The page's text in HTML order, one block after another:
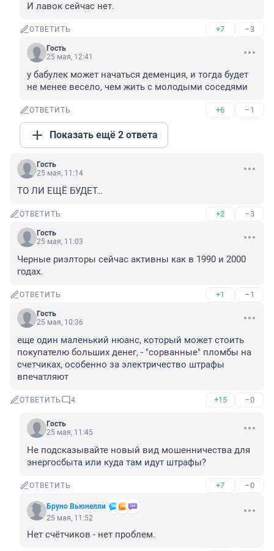
И лавок сейчас нет.
ОТВЕТИТЬ +7 –3
Гость
25 мая, 12:41
у бабулек может начаться деменция, и тогда будет
не менее весело, чем жить с молодыми соседями
ОТВЕТИТЬ +6 –1
Показать ещё 2 ответа
Гость
25 мая, 11:14
ТО ЛИ ЕЩЁ БУДЕТ…
ОТВЕТИТЬ +2 –3
Гость
25 мая, 11:03
Черные риэлторы сейчас активны как в 1990 и 2000
годах.
ОТВЕТИТЬ +1 –1
Гость
25 мая, 10:36
еще один маленький нюанс, который может стоить
покупателю больших денег, - "сорванные" пломбы на
счетчиках, особенно за электричество штрафы
впечатляют
ОТВЕТИТЬ 4 +15 –0
Гость
25 мая, 11:45
Не подсказывайте новый вид мошенничества для
энергосбыта или куда там идут штрафы?
ОТВЕТИТЬ +7 –0
Бруно Вьюнелли
25 мая, 11:52
Нет счётчиков - нет проблем.